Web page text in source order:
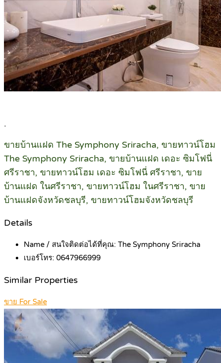
.
ขายบ้านแฝด The Symphony Sriracha, ขายทาวน์โฮม
The Symphony Sriracha, ขายบ้านแฝด เดอะ ซิมโฟนี่
ศรีราชา, ขายทาวน์โฮม เดอะ ซิมโฟนี่ ศรีราชา, ขาย
บ้านแฝด ในศรีราชา, ขายทาวน์โฮม ในศรีราชา, ขาย
บ้านแฝดจังหวัดชลบุรี, ขายทาวน์โฮมจังหวัดชลบุรี
Details
Name / สนใจติดต่อได้ที่คุณ: The Symphony Sriracha
เบอร์โทร: 0647966999
Similar Properties
ขาย For Sale